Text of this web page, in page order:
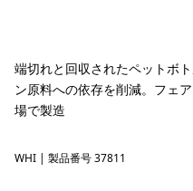
端切れと回収されたペットボ
ン原料への依存を削減。フェ
場で製造
White
WHI | 製品番号 37811